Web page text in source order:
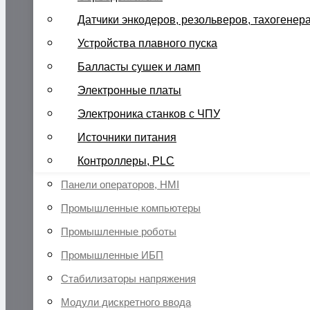
Датчики энкодеров, резольверов,
Устройства плавного пуска
Балласты сушек и ламп
Электронные платы
Электроника станков с ЧПУ
Источники питания
Контроллеры, PLC
Панели операторов, HMI
Промышленные компьютеры
Промышленные роботы
Промышленные ИБП
Стабилизаторы напряжения
Модули дискретного ввода